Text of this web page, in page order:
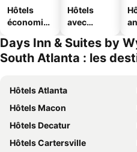
Hôtels
économiq
Hôtels
avec
Days Inn & Suites by
South Atlanta : les
Hôtels Atlanta
Hôtels Macon
Hôtels Decatur
Hôtels Cartersville